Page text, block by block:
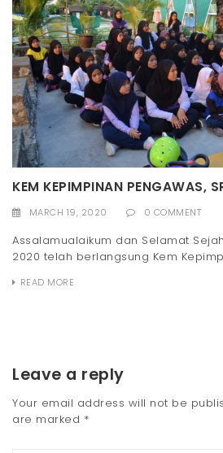
KEM KEPIMPINAN PENGAWAS,
MARCH 19, 2020 0 COMMENT
Assalamualaikum dan Selamat
2020 telah berlangsung Kem
READ MORE
Leave a reply
Your email address will not be
are marked *